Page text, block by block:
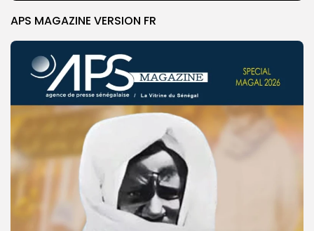
APS MAGAZINE VERSION FR